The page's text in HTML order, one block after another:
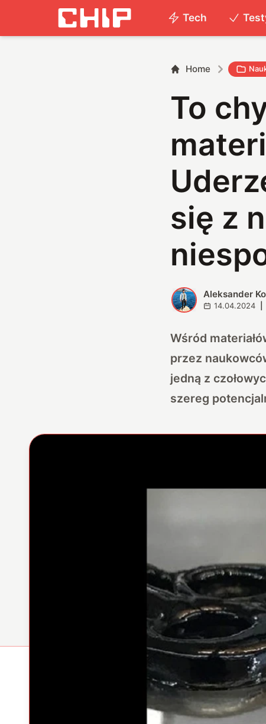
Tech
Home
To
się z
A Aleksander
14.04.2024
Wśród
przez
jedną z
szereg